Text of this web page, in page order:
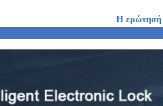
Η ερώτησή